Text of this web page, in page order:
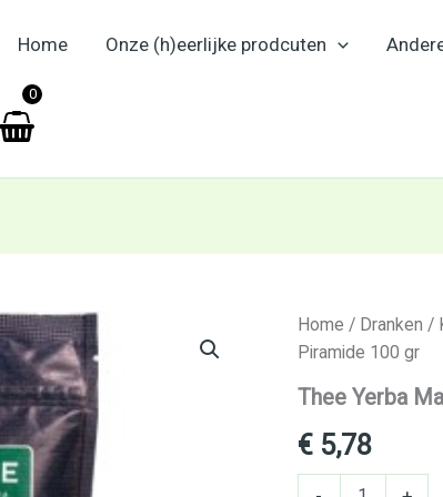
Home Onze (h)eerlijke prodcuten
0
Home / Dranken /
Piramide 100 gr
Thee Yerba
€5,78
Thee
Yerba
los
Piramide
100
gr
aantal